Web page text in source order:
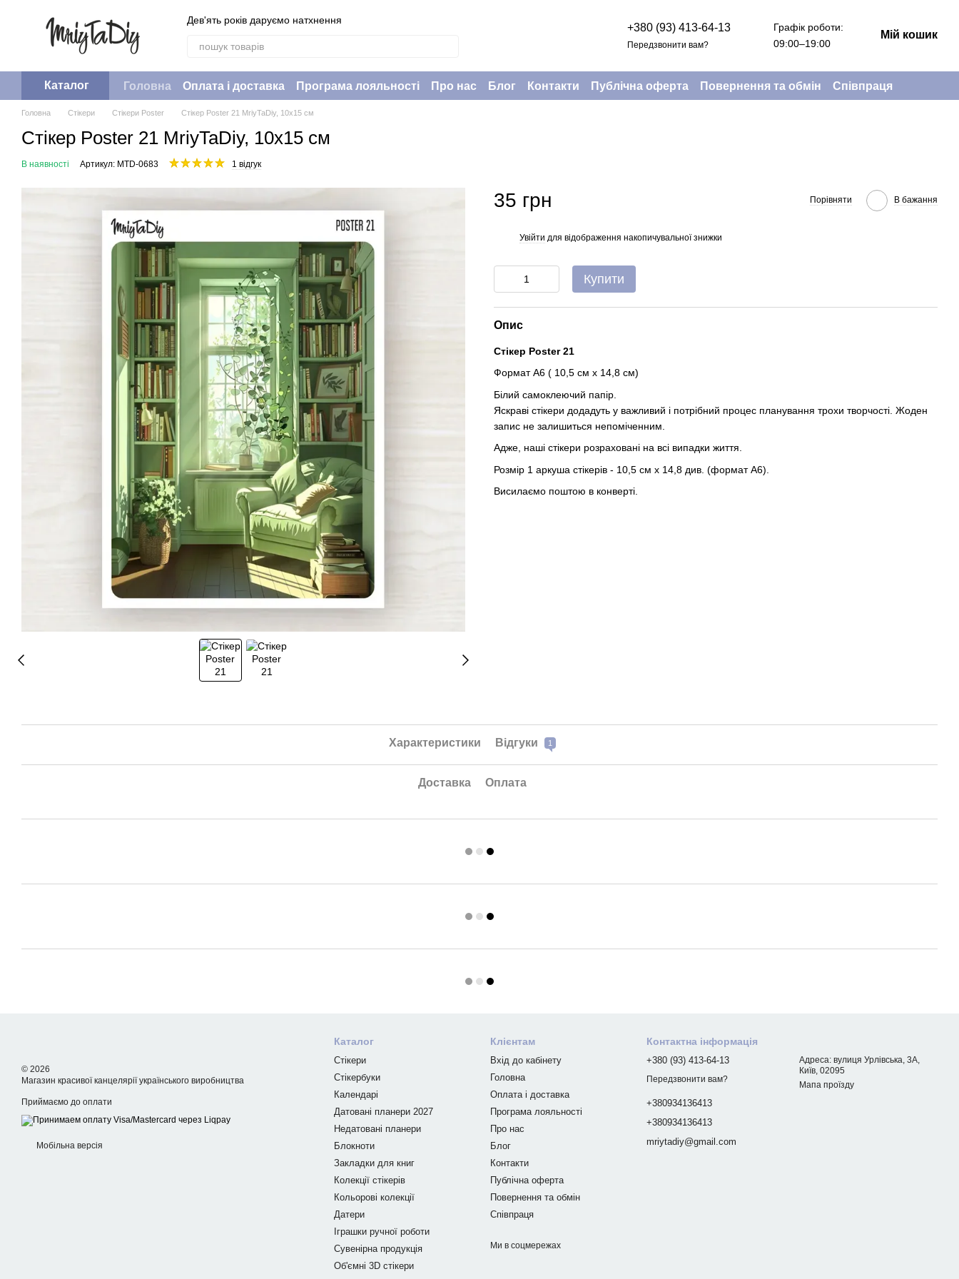
Дев'ять років даруємо натхнення
+380 (93) 413-64-13
Передзвонити вам?
Графік роботи:
09:00–19:00
Мій кошик
Каталог Головна Оплата і доставка Програма лояльності Про нас Блог Контакти Публічна оферта Повернення та обмін Співпраця
Головна Стікери Стікери Poster Стікер Poster 21 MriyTaDiy, 10х15 см
Стікер Poster 21 MriyTaDiy, 10х15 см
В наявності Артикул: MTD-0683 1 відгук
35 грн Порівняти В бажання
Увійти для відображення накопичувальної знижки
Купити
Опис
Стікер Poster 21
Формат А6 ( 10,5 см х 14,8 см)
Білий самоклеючий папір.
Яскраві стікери додадуть у важливий і потрібний процес планування трохи творчості. Жоден
запис не залишиться непоміченним.
Адже, наші стікери розраховані на всі випадки життя.
Розмір 1 аркуша стікерів - 10,5 см х 14,8 див. (формат А6).
Висилаємо поштою в конверті.
Характеристики Відгуки 1
Доставка Оплата
© 2026
Магазин красивої канцелярії українського виробництва
Приймаємо до оплати
Мобільна версія
Каталог
Стікери
Стікербуки
Календарі
Датовані планери 2027
Недатовані планери
Блокноти
Закладки для книг
Колекції стікерів
Кольорові колекції
Датери
Іграшки ручної роботи
Сувенірна продукція
Об'ємні 3D стікери
Клієнтам
Вхід до кабінету
Головна
Оплата і доставка
Програма лояльності
Про нас
Блог
Контакти
Публічна оферта
Повернення та обмін
Співпраця
Ми в соцмережах
Контактна інформація
+380 (93) 413-64-13
Передзвонити вам?
+380934136413
+380934136413
mriytadiy@gmail.com
Адреса: вулиця Урлівська, 3А,
Київ, 02095
Мапа проїзду